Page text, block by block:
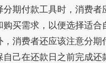
分期付款工具时，消费者
购买需求，以便选择适合
，消费者还应该注意分期
自己在还款日之前完成还